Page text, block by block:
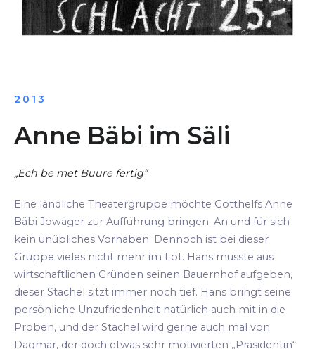
2013
Anne Bäbi im Säli
„Ech be met Buure fertig“
Eine ländliche Theatergruppe möchte Gotthelfs Anne
Bäbi Jowäger zur Aufführung bringen. An und für sich
kein unübliches Vorhaben. Dennoch ist bei dieser
Gruppe vieles nicht mehr im Lot. Hans musste aus
wirtschaftlichen Gründen seinen Bauernhof aufgeben,
dieser Stachel sitzt immer noch tief. Hans bringt seine
persönliche Unzufriedenheit natürlich auch mit in die
Proben, und der Stachel wird gerne auch mal von
Dagmar, der doch etwas sehr motivierten „Präsidentin“